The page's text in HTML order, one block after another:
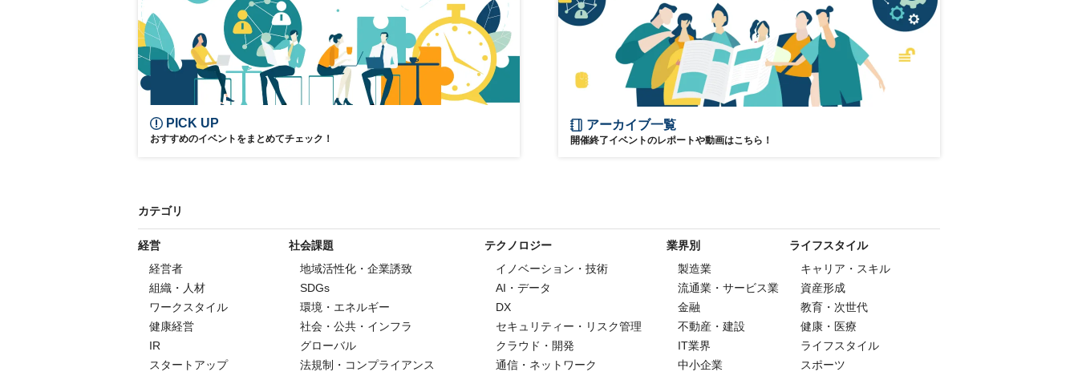
PICK UP
おすすめのイベントをまとめてチェック！
アーカイブ一覧
開催終了イベントのレポートや動画はこちら！
カテゴリ
経営
経営者
組織・人材
ワークスタイル
健康経営
IR
スタートアップ
社会課題
地域活性化・企業誘致
SDGs
環境・エネルギー
社会・公共・インフラ
グローバル
法規制・コンプライアンス
テクノロジー
イノベーション・技術
AI・データ
DX
セキュリティー・リスク管理
クラウド・開発
通信・ネットワーク
業界別
製造業
流通業・サービス業
金融
不動産・建設
IT業界
中小企業
ライフスタイル
キャリア・スキル
資産形成
教育・次世代
健康・医療
ライフスタイル
スポーツ